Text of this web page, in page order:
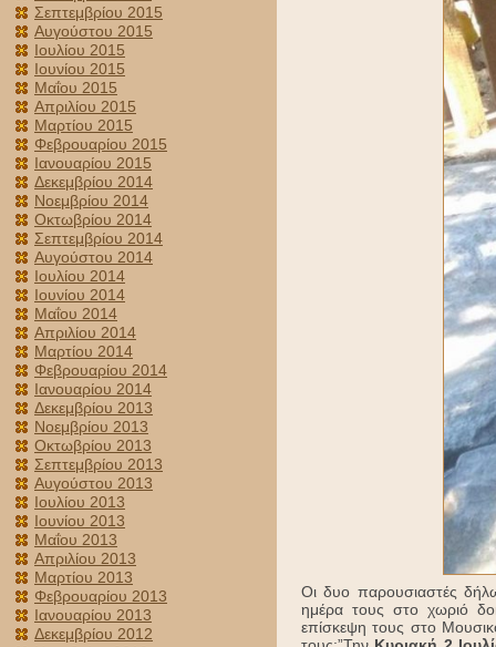
Σεπτεμβρίου 2015
Αυγούστου 2015
Ιουλίου 2015
Ιουνίου 2015
Μαΐου 2015
Απριλίου 2015
Μαρτίου 2015
Φεβρουαρίου 2015
Ιανουαρίου 2015
Δεκεμβρίου 2014
Νοεμβρίου 2014
Οκτωβρίου 2014
Σεπτεμβρίου 2014
Αυγούστου 2014
Ιουλίου 2014
Ιουνίου 2014
Μαΐου 2014
Απριλίου 2014
Μαρτίου 2014
Φεβρουαρίου 2014
Ιανουαρίου 2014
Δεκεμβρίου 2013
Νοεμβρίου 2013
Οκτωβρίου 2013
Σεπτεμβρίου 2013
Αυγούστου 2013
Ιουλίου 2013
Ιουνίου 2013
Μαΐου 2013
Απριλίου 2013
Μαρτίου 2013
Φεβρουαρίου 2013
Ιανουαρίου 2013
Δεκεμβρίου 2012
Οι δυο παρουσιαστές
ημέρα τους στο χωριό
επίσκεψη τους στο